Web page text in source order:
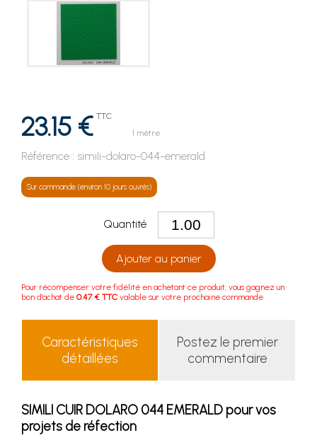
23.15 € TTC
1 mètre
Référence : simili-dolaro-044-emerald
Sur commande (environ 10 jours ouvrés)
Quantité
Ajouter au panier
Pour récompenser votre fidélité en achetant ce produit, vous gagnez un
bon d'achat de 0.47 € TTC valable sur votre prochaine commande.
Caractéristiques
détaillées
Postez le premier
commentaire
SIMILI CUIR DOLARO 044 EMERALD pour vos
projets de réfection